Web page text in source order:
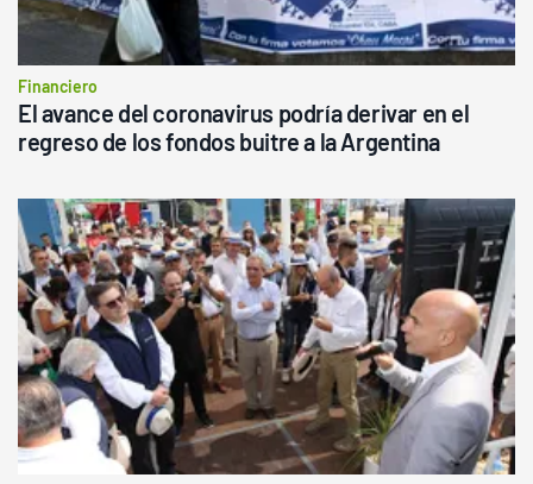
Financiero
El avance del coronavirus podría derivar en el
regreso de los fondos buitre a la Argentina